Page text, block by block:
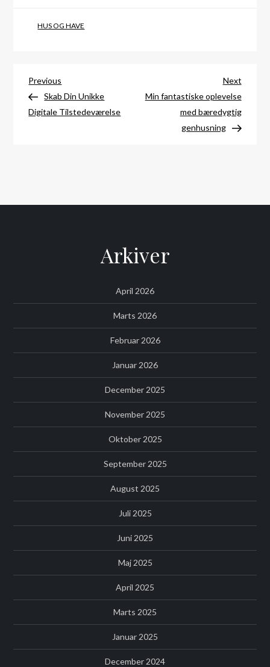
HUS OG HAVE
Indlægsnavigation
Previous
Post
Previous
Skab Din Unikke
Digitale Tilstedeværelse
Next
Post
Next
Min fantastiske oplevelse
med bæredygtig
genhusning
Arkiver
April 2026
Marts 2026
Februar 2026
Januar 2026
December 2025
November 2025
Oktober 2025
September 2025
August 2025
Juli 2025
Juni 2025
Maj 2025
April 2025
Marts 2025
Januar 2025
December 2024